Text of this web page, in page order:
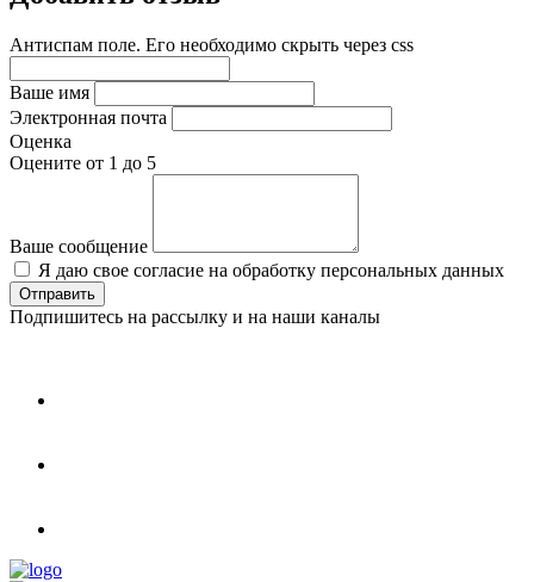
Антиспам поле. Его необходимо скрыть через css
Ваше имя
Электронная почта
Оценка
Оцените от 1 до 5
Ваше сообщение
Я даю свое согласие на обработку персональных данных
Подпишитесь на рассылку и на наши каналы